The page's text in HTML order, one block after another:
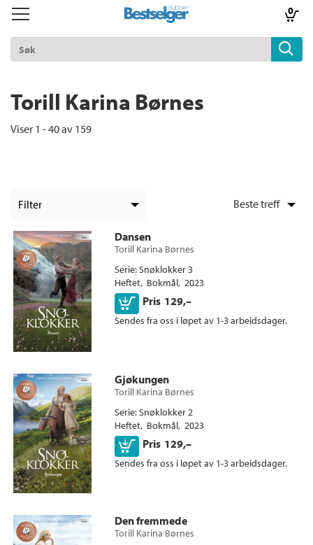
Toggle
Toggle
navigation
TIL FORSIDEN
0
Torill Karina Børnes
Viser 1 - 40 av 159
Filter
KATEGORI
Alle
Ebøker (108)
Skjønnlitteratur (106)
Lydbøker (52)
Barn og ungdom (1)
STATUS
Alle
Kommende utgivelser (1)
Nyheter (1)
FORMAT
Alle
Ebok (56)
Nedlastbar lydbok (53)
SPRÅK +
Alle
SERIER
Morild (45)
Snøklokker (45)
Vestavind (27)
Spinnesteinens løfte (16)
Tigerhjerte (9)
Julestemning (5)
Dansen
Torill Karina Børnes
Serie Snøklokker 3
Heftet Bokmål 2023
Pris 129,–
Kjøp
Sendes fra oss i løpet av 1-3 arbeidsdager.
Gjøkungen
Torill Karina Børnes
Serie Snøklokker 2
Heftet Bokmål 2023
Pris 129,–
Kjøp
Sendes fra oss i løpet av 1-3 arbeidsdager.
Den fremmede
Torill Karina Børnes